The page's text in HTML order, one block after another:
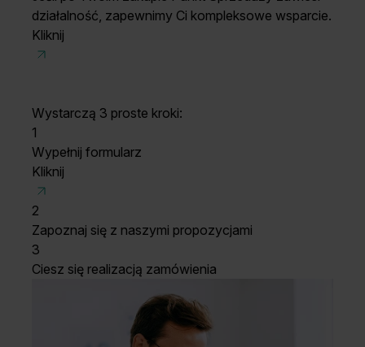
działalność, zapewnimy Ci kompleksowe wsparcie.
Kliknij
Wystarczą 3 proste kroki:
1
Wypełnij formularz
Kliknij
2
Zapoznaj się z naszymi propozycjami
3
Ciesz się realizacją zamówienia